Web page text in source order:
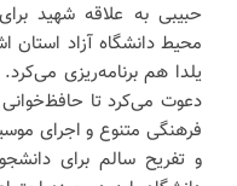
حبیبی به علاقه شهید
محیط دانشگاه آزاد
یلدا هم برنامه‌ریزی می‌کرد.
دعوت می‌کرد تا حافظ‌خوانی
فرهنگی متنوع و اجرای
و تفریح سالم برای